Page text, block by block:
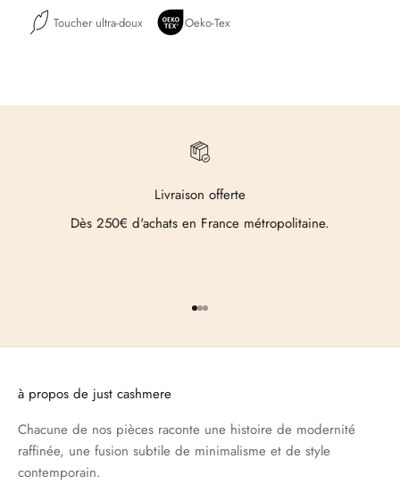
Toucher ultra-doux Oeko-Tex
Livraison offerte
Dès 250€ d'achats en France métropolitaine.
Aller à l'élément 1
Aller à l'élément 2
Aller à l'élément 3
à propos de just cashmere
Chacune de nos pièces raconte une histoire de modernité
raffinée, une fusion subtile de minimalisme et de style
contemporain.